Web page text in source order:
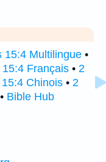
15:4 Multilingue •
Français • 2
Chinois • 2
• Bible Hub